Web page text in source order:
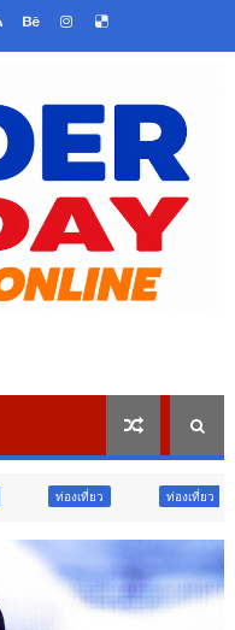
ท่องเที่ยว ภูมิภาค